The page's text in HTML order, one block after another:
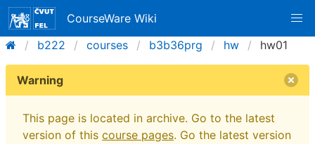
CourseWare Wiki
b222
courses b3b36prg hw hw01
Warning
This page is located in archive. Go to the latest
version of this course pages. Go the latest version